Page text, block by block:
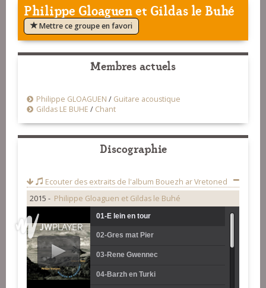
Philippe Gloaguen et Gildas le Buhé
Mettre ce groupe en favori
Membres actuels
Philippe GLOAGUEN / Guitare acoustique
Gildas LE BUHE / Chant
Discographie
Ecouter des extraits de l'album Bouezh ar Vretoned
2015 - Philippe Gloaguen et Gildas le Buhé
01-E lein en tour
02-Gres mat Pier
03-Rene Gwennec
04-Barzh en Turki